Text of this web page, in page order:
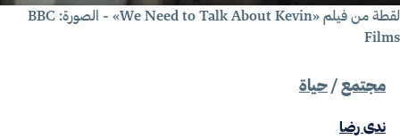
من فيلم «We Need to Talk About Kevin
» - الصورة: BBC
مجتمع/ حياة
ندى رضا